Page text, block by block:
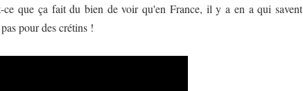
ce que ça fait du bien de voir qu'en France, il y a en a qui savent
pour des crétins !